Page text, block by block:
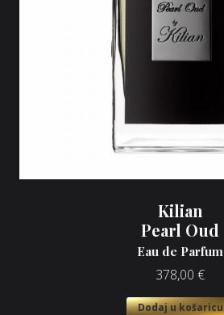
Kilian
Pearl Oud
Eau de Parfum
378,00 €
Dodaj u košaricu